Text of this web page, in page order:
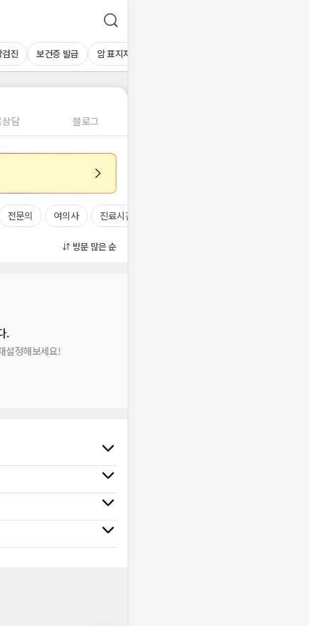
진 보건증 발급 암 표지자 검사
담 블로그
전문의 여의사 진료시간
방문 많은 순
.
설정해보세요!